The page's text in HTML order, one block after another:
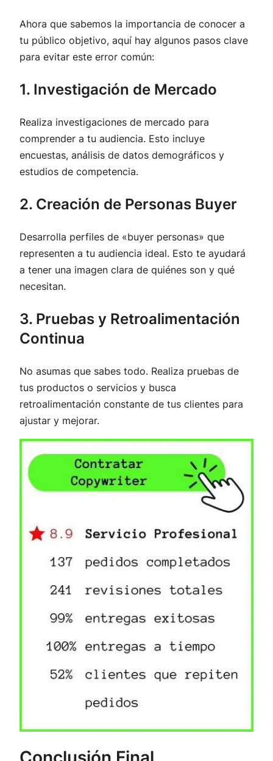
Ahora que sabemos la importancia de conocer a
tu público objetivo, aquí hay algunos pasos clave
para evitar este error común:
1. Investigación de Mercado
Realiza investigaciones de mercado para
comprender a tu audiencia. Esto incluye
encuestas, análisis de datos demográficos y
estudios de competencia.
2. Creación de Personas Buyer
Desarrolla perfiles de «buyer personas» que
representen a tu audiencia ideal. Esto te ayudará
a tener una imagen clara de quiénes son y qué
necesitan.
3. Pruebas y Retroalimentación
Continua
No asumas que sabes todo. Realiza pruebas de
tus productos o servicios y busca
retroalimentación constante de tus clientes para
ajustar y mejorar.